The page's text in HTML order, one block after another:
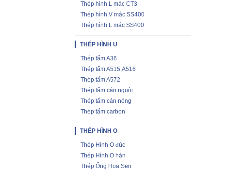
Thép hình L mác CT3
Thép hình V mác SS400
Thép hình L mác SS400
THÉP HÌNH U
Thép tấm A36
Thép tấm A515,A516
Thép tấm A572
Thép tấm cán nguội
Thép tấm cán nóng
Thép tấm carbon
THÉP HÌNH O
Thép Hình O đúc
Thép Hình O hàn
Thép Ống Hoa Sen